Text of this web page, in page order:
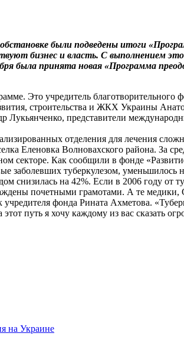
были подведены итоги
бизнес и власть. С выполнением
была принята новая «Программа
Это учредитель
строительства и ЖКХ Украины
представители
отделения для лечения
Еленовка Волновахского района. За
секторе. Как сообщили в фонде
заболевших туберкулезом,
снизилась на 42%. Если в 2006 году от
почетными грамотами. А те
фонда Рината Ахметова.
путь я хочу каждому из вас сказать
на Украине